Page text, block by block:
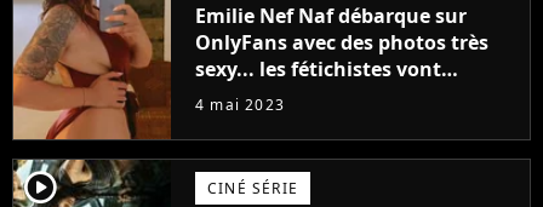
Emilie Nef Naf débarque sur
OnlyFans avec des photos très
sexy... les fétichistes vont
prendre leur pied !
4 mai 2023
player2 CINÉ SÉRIE